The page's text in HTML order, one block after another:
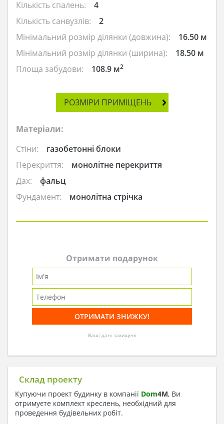
Кількість спалень:
4
Кількість санвузлів:
2
Мінімальний розмір ділянки (довжина):
16.50 м
Мінімальний розмір ділянки (ширина):
18.50 м
Площа забудови:
108.9 м2
РОЗМІРИ ПРИМІЩЕНЬ
Матеріали:
Стіни:
газобетонні блоки
Перекриття:
монолітне перекриття
Дах:
фальц
Фундамент:
монолітна стрічка
Отримати подарунок
Ваші дані захищені
Склад проекту
Купуючи проект будинку в компанії Dom4M, Ви
отримуєте комплект креслень, необхідний для
проведення будівельних робіт.